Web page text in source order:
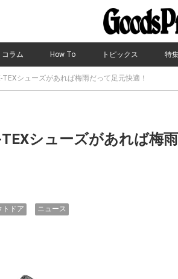
コラム How To トピックス 特
TEXシューズがあれば梅雨だって足元快適！
シューズがあれば梅
トドア ニュース